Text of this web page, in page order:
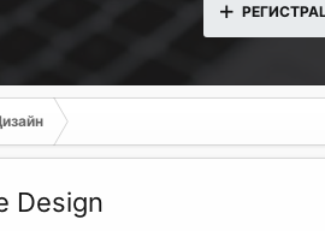
Design